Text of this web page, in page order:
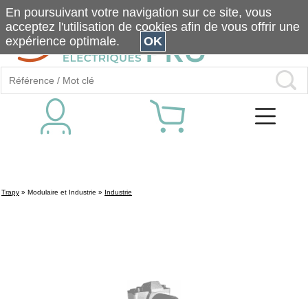
Trapy » Modulaire et Industrie » Industrie
En poursuivant votre navigation sur ce site, vous
acceptez l'utilisation de cookies afin de vous offrir une
expérience optimale.
OK